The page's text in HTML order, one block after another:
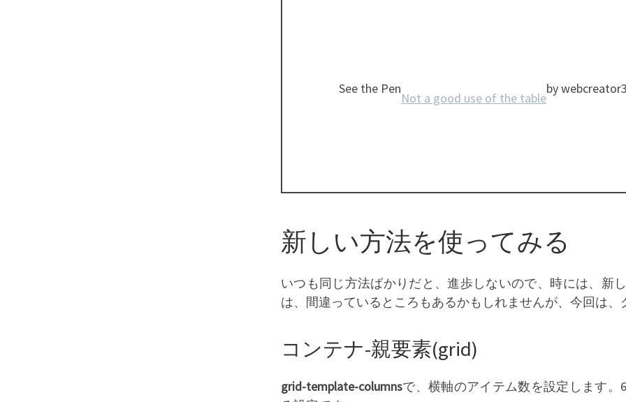
See the Pen
Not a good use of the table
by
新しい方法を使ってみる
いつも同じ方法ばかりだと、進歩しないので、時には、新
は、間違っているところもあるかもしれませんが、今回は、
コンテナ-親要素(grid)
grid-template-columnsで、横軸のアイテム数を設定します